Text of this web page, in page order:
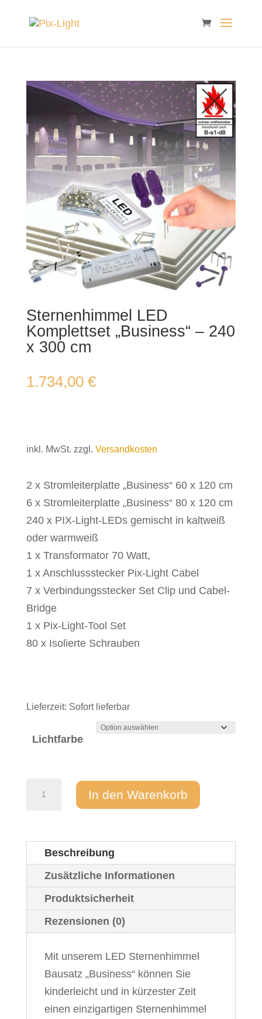
Sternenhimmel LED
Komplettset „Business“ – 240
x 300 cm
1.734,00 €
inkl. MwSt. zzgl. Versandkosten
2 x Stromleiterplatte „Business“ 60 x 120 cm
6 x Stromleiterplatte „Business“ 80 x 120 cm
240 x PIX-Light-LEDs gemischt in kaltweiß
oder warmweiß
1 x Transformator 70 Watt,
1 x Anschlussstecker Pix-Light Cabel
7 x Verbindungsstecker Set Clip und Cabel-
Bridge
1 x Pix-Light-Tool Set
80 x Isolierte Schrauben
Lieferzeit: Sofort lieferbar
Lichtfarbe
Sternenhimmel
"Business"
300
In den Warenkorb
Beschreibung
Zusätzliche Informationen
Produktsicherheit
Rezensionen (0)
Mit unserem LED Sternenhimmel
Bausatz „Business“ können Sie
kinderleicht und in kürzester Zeit
einen einzigartigen Sternenhimmel